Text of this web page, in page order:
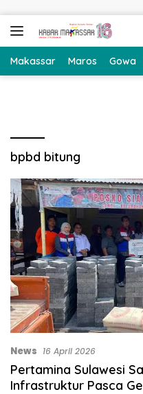
Makassar Maros Gowa
bpbd bitung
News 16 April 2026
Pertamina Sulawesi
Infrastruktur Pasca